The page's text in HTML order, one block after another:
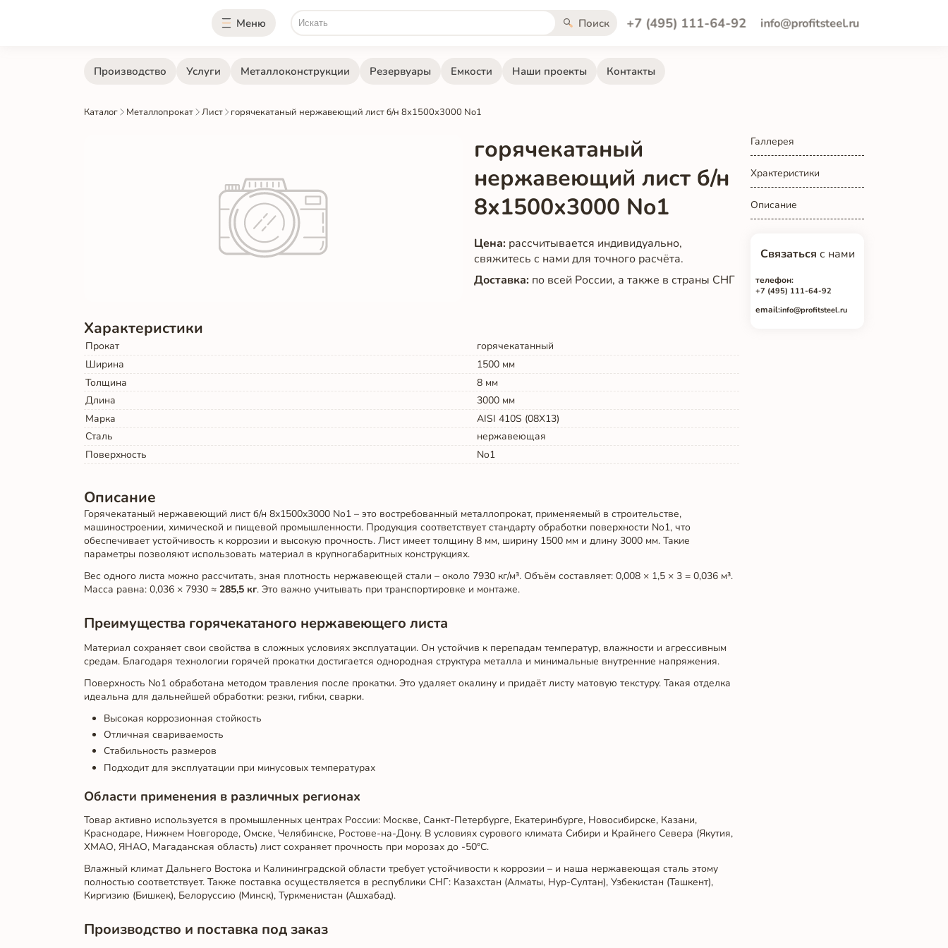
Меню Поиск +7 (495) 111-64-92 info@profitsteel.ru
Производство Услуги Металлоконструкции Резервуары Емкости Наши проекты Контакты
Каталог Металлопрокат Лист горячекатаный нержавеющий лист б/н 8х1500х3000 No1
горячекатаный
нержавеющий лист б/н
8х1500х3000 No1
Цена: рассчитывается индивидуально,
свяжитесь с нами для точного расчёта.
Доставка: по всей России, а также в страны СНГ
Галлерея
Храктеристики
Описание
Связаться с нами
телефон:
+7 (495) 111-64-92
email:info@profitsteel.ru
Характеристики
Прокат
горячекатанный
Ширина
1500 мм
Толщина
8 мм
Длина
3000 мм
Марка
AISI 410S (08Х13)
Сталь
нержавеющая
Поверхность
No1
Описание
Горячекатаный нержавеющий лист б/н 8х1500х3000 No1 – это востребованный металлопрокат, применяемый в строительстве,
машиностроении, химической и пищевой промышленности. Продукция соответствует стандарту обработки поверхности No1, что
обеспечивает устойчивость к коррозии и высокую прочность. Лист имеет толщину 8 мм, ширину 1500 мм и длину 3000 мм. Такие
параметры позволяют использовать материал в крупногабаритных конструкциях.
Вес одного листа можно рассчитать, зная плотность нержавеющей стали – около 7930 кг/м³. Объём составляет: 0,008 × 1,5 × 3 = 0,036 м³.
Масса равна: 0,036 × 7930 ≈ 285,5 кг. Это важно учитывать при транспортировке и монтаже.
Преимущества горячекатаного нержавеющего листа
Материал сохраняет свои свойства в сложных условиях эксплуатации. Он устойчив к перепадам температур, влажности и агрессивным
средам. Благодаря технологии горячей прокатки достигается однородная структура металла и минимальные внутренние напряжения.
Поверхность No1 обработана методом травления после прокатки. Это удаляет окалину и придаёт листу матовую текстуру. Такая отделка
идеальна для дальнейшей обработки: резки, гибки, сварки.
Высокая коррозионная стойкость
Отличная свариваемость
Стабильность размеров
Подходит для эксплуатации при минусовых температурах
Области применения в различных регионах
Товар активно используется в промышленных центрах России: Москве, Санкт-Петербурге, Екатеринбурге, Новосибирске, Казани,
Краснодаре, Нижнем Новгороде, Омске, Челябинске, Ростове-на-Дону. В условиях сурового климата Сибири и Крайнего Севера (Якутия,
ХМАО, ЯНАО, Магаданская область) лист сохраняет прочность при морозах до -50°C.
Влажный климат Дальнего Востока и Калининградской области требует устойчивости к коррозии – и наша нержавеющая сталь этому
полностью соответствует. Также поставка осуществляется в республики СНГ: Казахстан (Алматы, Нур-Султан), Узбекистан (Ташкент),
Киргизию (Бишкек), Белоруссию (Минск), Туркменистан (Ашхабад).
Производство и поставка под заказ